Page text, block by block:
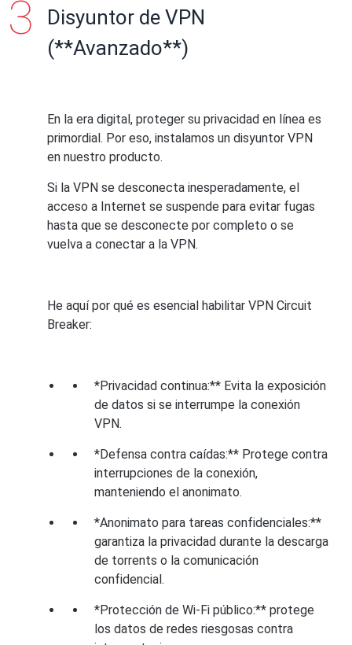
Disyuntor de VPN
(**Avanzado**)
En la era digital, proteger su privacidad en línea es
primordial. Por eso, instalamos un disyuntor VPN
en nuestro producto.
Si la VPN se desconecta inesperadamente, el
acceso a Internet se suspende para evitar fugas
hasta que se desconecte por completo o se
vuelva a conectar a la VPN.
He aquí por qué es esencial habilitar VPN Circuit
Breaker:
*Privacidad continua:** Evita la exposición
de datos si se interrumpe la conexión
VPN.
*Defensa contra caídas:** Protege contra
interrupciones de la conexión,
manteniendo el anonimato.
*Anonimato para tareas confidenciales:**
garantiza la privacidad durante la descarga
de torrents o la comunicación
confidencial.
*Protección de Wi-Fi público:** protege
los datos de redes riesgosas contra